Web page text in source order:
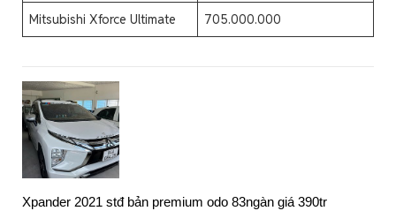
Mitsubishi Xforce Ultimate 705.000.000
Xpander 2021 stđ bản premium odo 83ngàn giá 390tr